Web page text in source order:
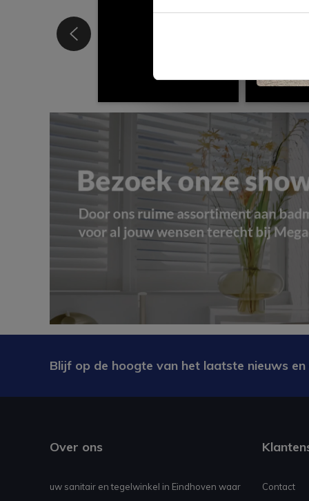
Blijf op de hoogte van het laatste nieuws
Over ons
uw sanitair en tegelwinkel in Eindhoven waar
Contact